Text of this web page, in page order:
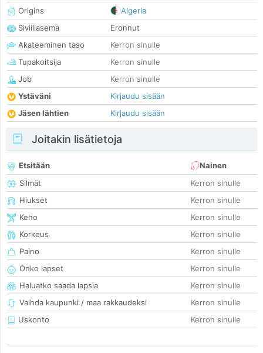
Origins
Algeria
Siviiliasema
Eronnut
Akateeminen taso
Kerron sinulle
Tupakoitsija
Kerron sinulle
Job
Kerron sinulle
Ystäväni
Kirjaudu sisään
Jäsen lähtien
Kirjaudu sisään
Joitakin lisätietoja
Etsitään
Nainen
Silmät
Kerron sinulle
Hiukset
Kerron sinulle
Keho
Kerron sinulle
Korkeus
Kerron sinulle
Paino
Kerron sinulle
Onko lapset
Kerron sinulle
Haluatko saada lapsia
Kerron sinulle
Vaihda kaupunki / maa rakkaudeksi
Kerron sinulle
Uskonto
Kerron sinulle